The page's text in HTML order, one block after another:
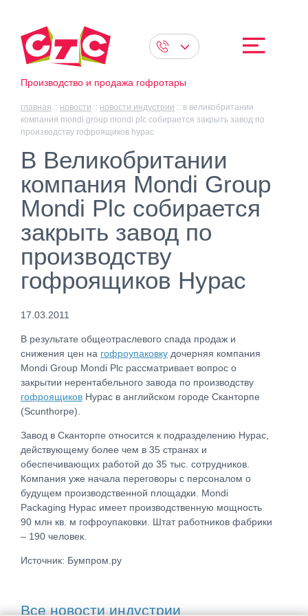
Производство и продажа гофротары
главная :: новости :: новости индустрии :: в великобритании
компания mondi group mondi plc собирается закрыть завод по
производству гофроящиков hypac
В Великобритании
компания Mondi Group
Mondi Plc собирается
закрыть завод по
производству
гофроящиков Hypac
17.03.2011
В результате общеотраслевого спада продаж и
снижения цен на гофроупаковку дочерняя компания
Mondi Group Mondi Plc рассматривает вопрос о
закрытии нерентабельного завода по производству
гофроящиков Hypac в английском городе Сканторпе
(Scunthorpe).
Завод в Сканторпе относится к подразделению Hypac,
действующему более чем в 35 странах и
обеспечивающих работой до 35 тыс. сотрудников.
Компания уже начала переговоры с персоналом о
будущем производственной площадки. Mondi
Packaging Hypac имеет производственную мощность
90 млн кв. м гофроупаковки. Штат работников фабрики
– 190 человек.
Источник: Бумпром.ру
Все новости индустрии